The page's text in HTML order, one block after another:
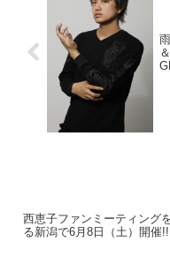
西恵子ファンミーティング
る新潟で6月8日（土）開催!!